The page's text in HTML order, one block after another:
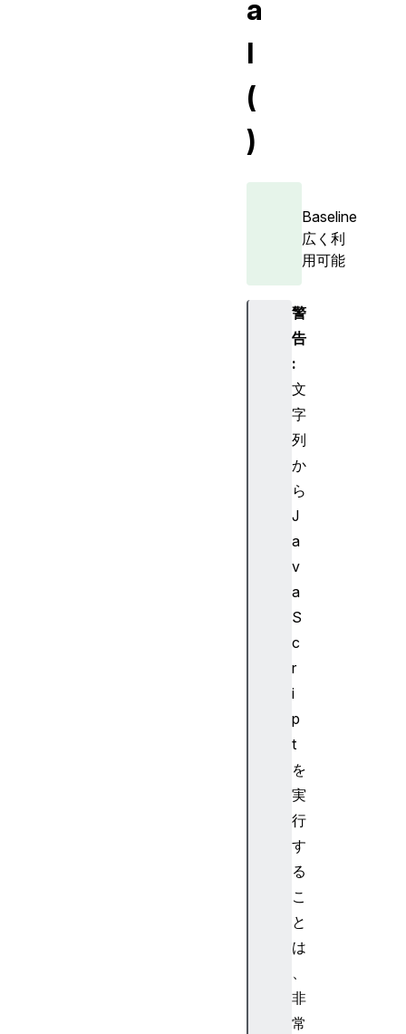
a
l
(
)
Baseline
広く利
用可能
警
告
:
文
字
列
か
ら
J
a
v
a
S
c
r
i
p
t
を
実
行
す
る
こ
と
は
、
非
常